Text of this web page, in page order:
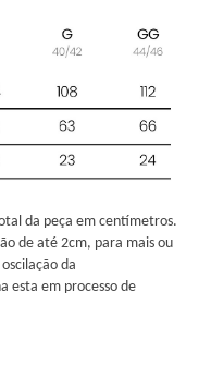
da peça em centímetros.
de até 2cm, para mais ou
da
esta em processo de